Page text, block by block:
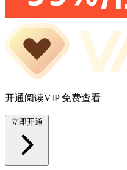
开通阅读VIP 免费查看
立即开通